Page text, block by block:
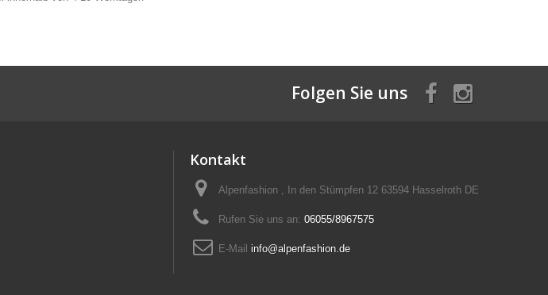
Folgen Sie uns
Kontakt
Alpenfashion , In den Stümpfen 12 63594 Hasselroth DE
Rufen Sie uns an: 06055/8967575
E-Mail info@alpenfashion.de